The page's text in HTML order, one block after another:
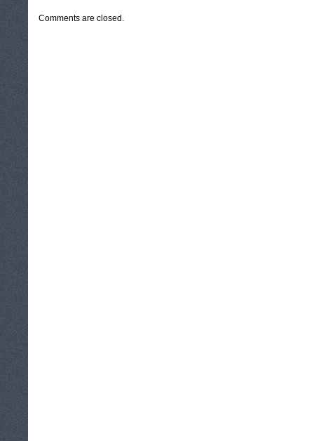
Comments are closed.